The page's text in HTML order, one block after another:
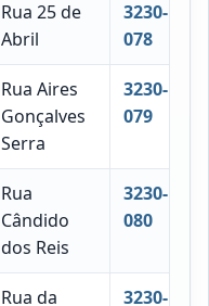
Rua 25 de
Abril
3230-
078
Rua Aires
Gonçalves
Serra
3230-
079
Rua
Cândido
dos Reis
3230-
080
Rua da
3230-